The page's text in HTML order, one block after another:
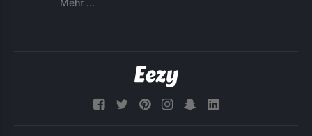
Mehr ...